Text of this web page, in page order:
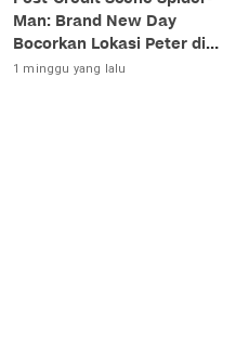
Man: Brand New Day
Bocorkan Lokasi Peter di
Luar Angkasa!
1 minggu yang lalu